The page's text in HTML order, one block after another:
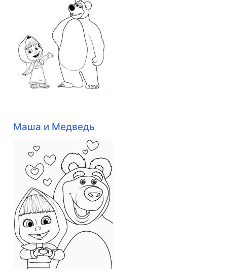
Маша и Медведь